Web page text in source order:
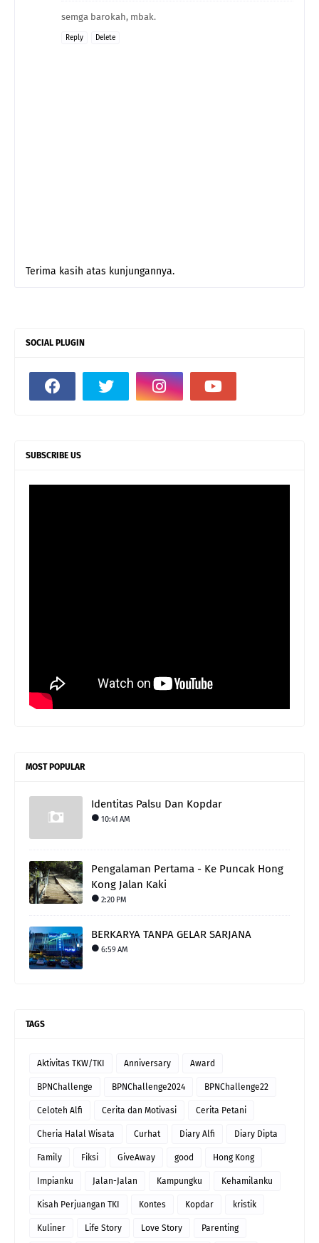
semga barokah, mbak.
Reply Delete
Terima kasih atas kunjungannya.
SOCIAL PLUGIN
SUBSCRIBE US
MOST POPULAR
Identitas Palsu Dan Kopdar
10:41 AM
Pengalaman Pertama - Ke Puncak Hong
Kong Jalan Kaki
2:20 PM
BERKARYA TANPA GELAR SARJANA
6:59 AM
TAGS
Aktivitas TKW/TKI Anniversary Award
BPNChallenge BPNChallenge2024 BPNChallenge22
Celoteh Alfi Cerita dan Motivasi Cerita Petani
Cheria Halal Wisata Curhat Diary Alfi Diary Dipta
Family Fiksi GiveAway good Hong Kong
Impianku Jalan-Jalan Kampungku Kehamilanku
Kisah Perjuangan TKI Kontes Kopdar kristik
Kuliner Life Story Love Story Parenting